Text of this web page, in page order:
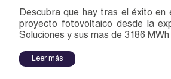
Descubra que hay tras el éxito en
proyecto fotovoltaico desde la
Soluciones y sus mas de 3186
Leer más